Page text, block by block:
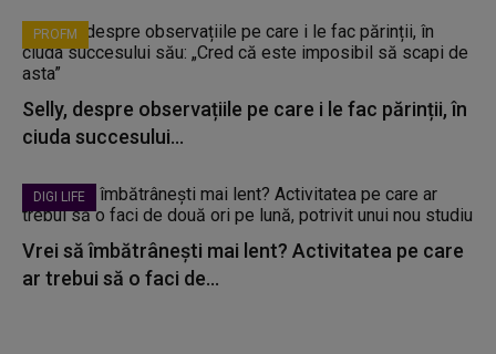
PROFM
Selly, despre observațiile pe care i le fac părinții, în
ciuda succesului...
DIGI LIFE
Vrei să îmbătrânești mai lent? Activitatea pe care
ar trebui să o faci de...